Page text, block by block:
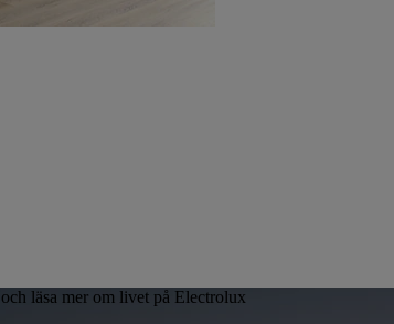
läsa mer om livet på Electrolux